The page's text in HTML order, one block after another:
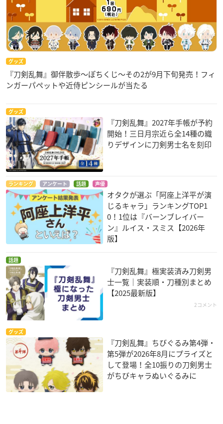
グッズ
『刀剣乱舞』御伴散歩～ぽちくじ～その2が9月下旬発売！フィ
ンガーパペットや近侍ピンシールが当たる
グッズ
『刀剣乱舞』2027年手帳が予約
開始！三日月宗近ら全14種の織
りデザインに刀剣男士名を刻印
ランキング アンケート 話題 声優
オタクが選ぶ「阿座上洋平が演
じるキャラ」ランキングTOP1
0！1位は『バーンブレイバー
ン』ルイス・スミス【2026年
版】
話題
『刀剣乱舞』極実装済み刀剣男
士一覧｜実装順・刀種別まとめ
【2025最新版】
2コメント
グッズ
『刀剣乱舞』ちびぐるみ第4弾・
第5弾が2026年8月にプライズと
して登場！全10振りの刀剣男士
がちびキャラぬいぐるみに